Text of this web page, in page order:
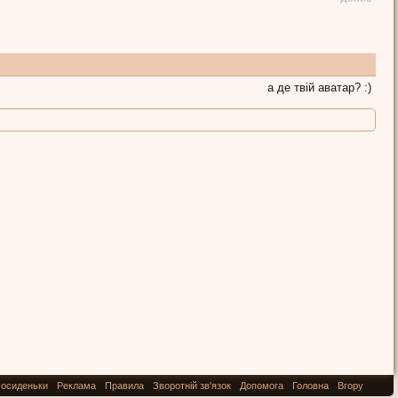
а де твій аватар? :)
Реклама Правила Зворотній зв'язок Допомога Головна Вгору